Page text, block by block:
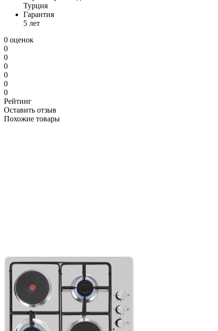
Турция
Гарантия
5 лет
0 оценок
0
0
0
0
0
0
Рейтинг
Оставить отзыв
Похожие товары